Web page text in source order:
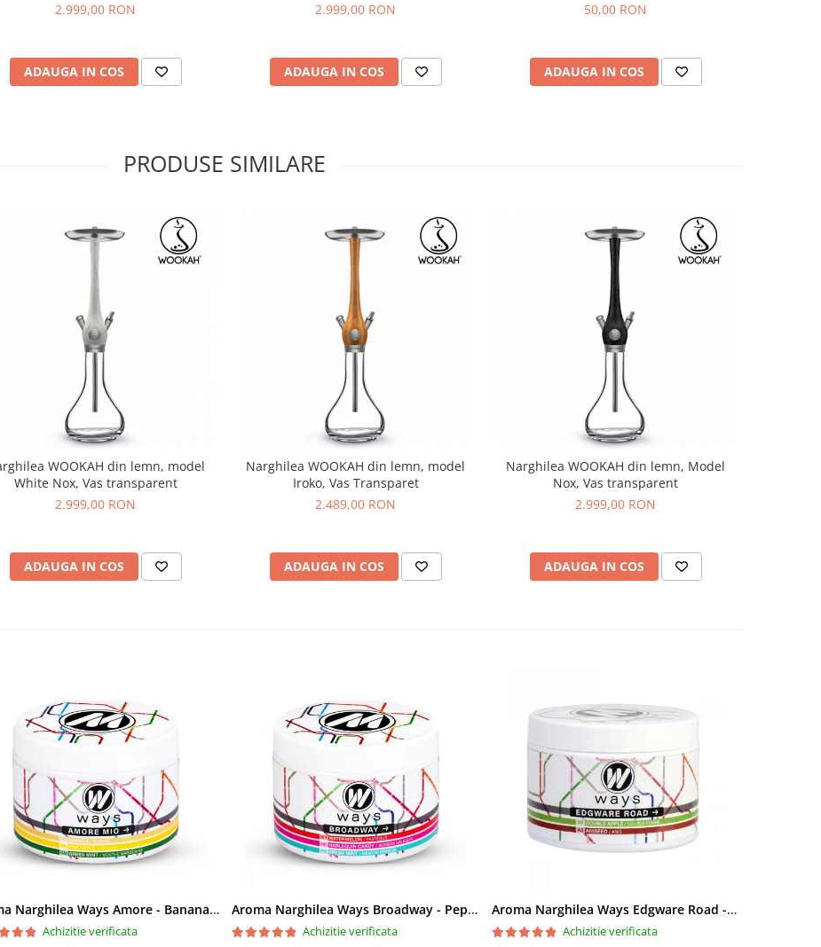
2.999,00 RON
ADAUGA IN COS
2.999,00 RON
ADAUGA IN COS
50,00 RON
ADAUGA IN COS
PRODUSE SIMILARE
WOOKAH din lemn, model
White Nox, Vas transparent
2.999,00 RON
ADAUGA IN COS
Narghilea WOOKAH din lemn, model
Iroko, Vas Transparet
2.489,00 RON
ADAUGA IN COS
Narghilea WOOKAH din lemn, Model
Nox, Vas transparent
2.999,00 RON
ADAUGA IN COS
Aroma Narghilea Ways Amore - Banana, Ananas si Menta, 200gr
Achizitie verificata
Aroma Narghilea Ways Broadway - Pepene Rosu, Bomboane, Menta, 200g
Achizitie verificata
Aroma Narghilea Ways Edgware Road - Dublu Mar cu anison, 200gr
Achizitie verificata